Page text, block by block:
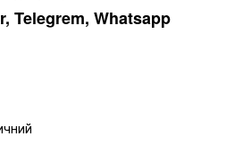
Telegrem, Whatsapp